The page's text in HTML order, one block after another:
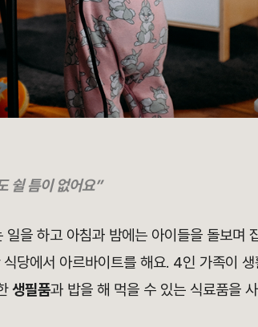
쉴 틈이 없어요”
을 하고 아침과 밤에는 아이들을 돌보며
당에서 아르바이트를 해요. 4인 가족이
생필품과 밥을 해 먹을 수 있는 식료품을